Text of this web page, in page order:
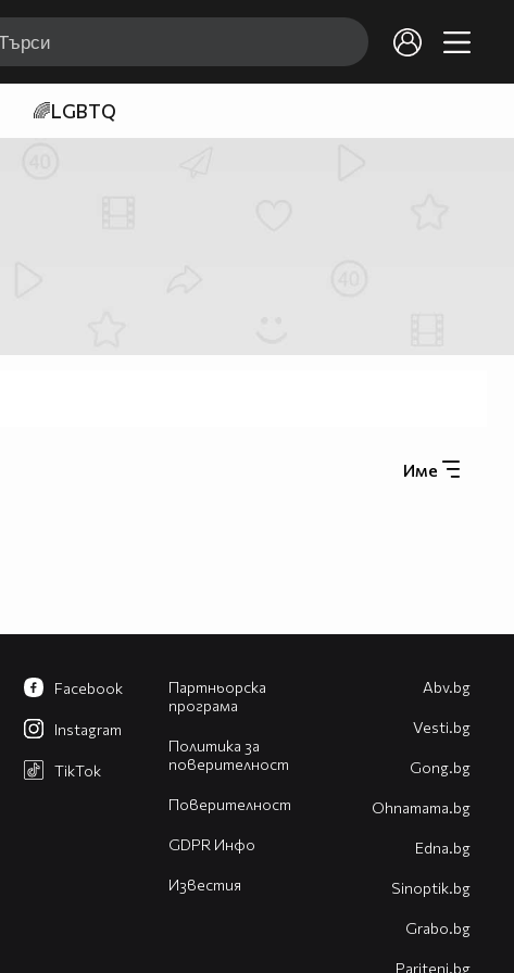
🌈LGBTQ
Име
Партньорска
програма
Политика за
поверителност
Поверителност
GDPR Инфо
Известия
Facebook
Instagram
TikTok
Abv.bg
Vesti.bg
Gong.bg
Оhnamama.bg
Edna.bg
Sinoptik.bg
Grabo.bg
Pariteni.bg